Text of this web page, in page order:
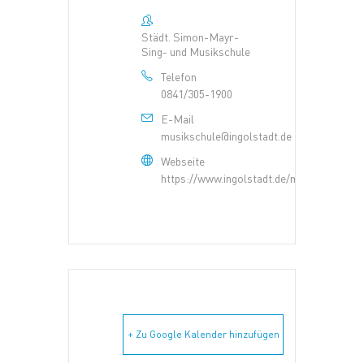
Städt. Simon-Mayr-
Sing- und Musikschule
Telefon
0841/305-1900
E-Mail
musikschule@ingolstadt.de
Webseite
https://www.ingolstadt.de/musikschule/
+ Zu Google Kalender hinzufügen